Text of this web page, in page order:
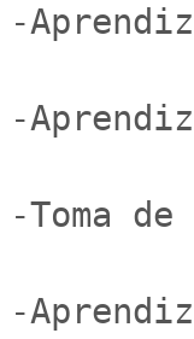
-
-
-Toma
-